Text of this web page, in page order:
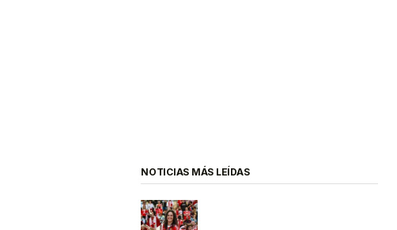
NOTICIAS MÁS LEÍDAS